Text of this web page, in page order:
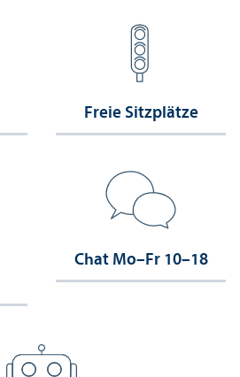
Freie Sitzplätze
Chat Mo–Fr 10–18